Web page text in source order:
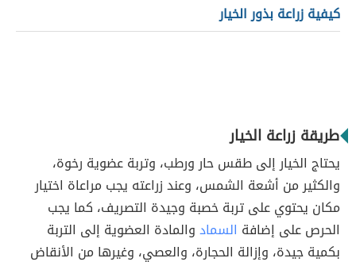
كيفية زراعة بذور الخيار
طريقة زراعة الخيار
يحتاج الخيار إلى طقس حار ورطب، وتربة عضوية رخوة،
والكثير من أشعة الشمس، وعند زراعته يجب مراعاة اختيار
مكان يحتوي على تربة خصبة وجيدة التصريف، كما يجب
الحرص على إضافة السمادوالمادة العضوية إلى التربة
بكمية جيدة، وإزالة الحجارة، والعصي، وغيرها من الأنقاض